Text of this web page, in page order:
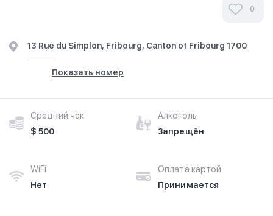
0
13 Rue du Simplon, Fribourg, Canton of Fribourg 1700
Показать номер
Средний чек
$ 500
Алкоголь
Запрещён
WiFi
Нет
Оплата картой
Принимается